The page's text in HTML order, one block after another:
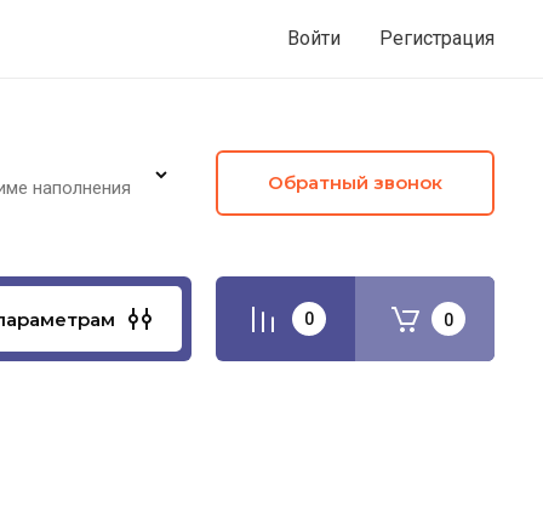
Войти Регистрация
наполнения Обратный звонок
0 0